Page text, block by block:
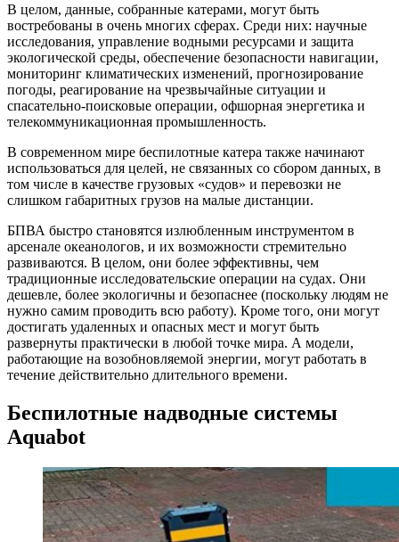
В целом, данные, собранные катерами, могут быть
востребованы в очень многих сферах. Среди них: научные
исследования, управление водными ресурсами и защита
экологической среды, обеспечение безопасности навигации,
мониторинг климатических изменений, прогнозирование
погоды, реагирование на чрезвычайные ситуации и
спасательно-поисковые операции, офшорная энергетика и
телекоммуникационная промышленность.
В современном мире беспилотные катера также начинают
использоваться для целей, не связанных со сбором данных, в
том числе в качестве грузовых «судов» и перевозки не
слишком габаритных грузов на малые дистанции.
БПВА быстро становятся излюбленным инструментом в
арсенале океанологов, и их возможности стремительно
развиваются. В целом, они более эффективны, чем
традиционные исследовательские операции на судах. Они
дешевле, более экологичны и безопаснее (поскольку людям не
нужно самим проводить всю работу). Кроме того, они могут
достигать удаленных и опасных мест и могут быть
развернуты практически в любой точке мира. А модели,
работающие на возобновляемой энергии, могут работать в
течение действительно длительного времени.
Беспилотные надводные системы
Aquabot